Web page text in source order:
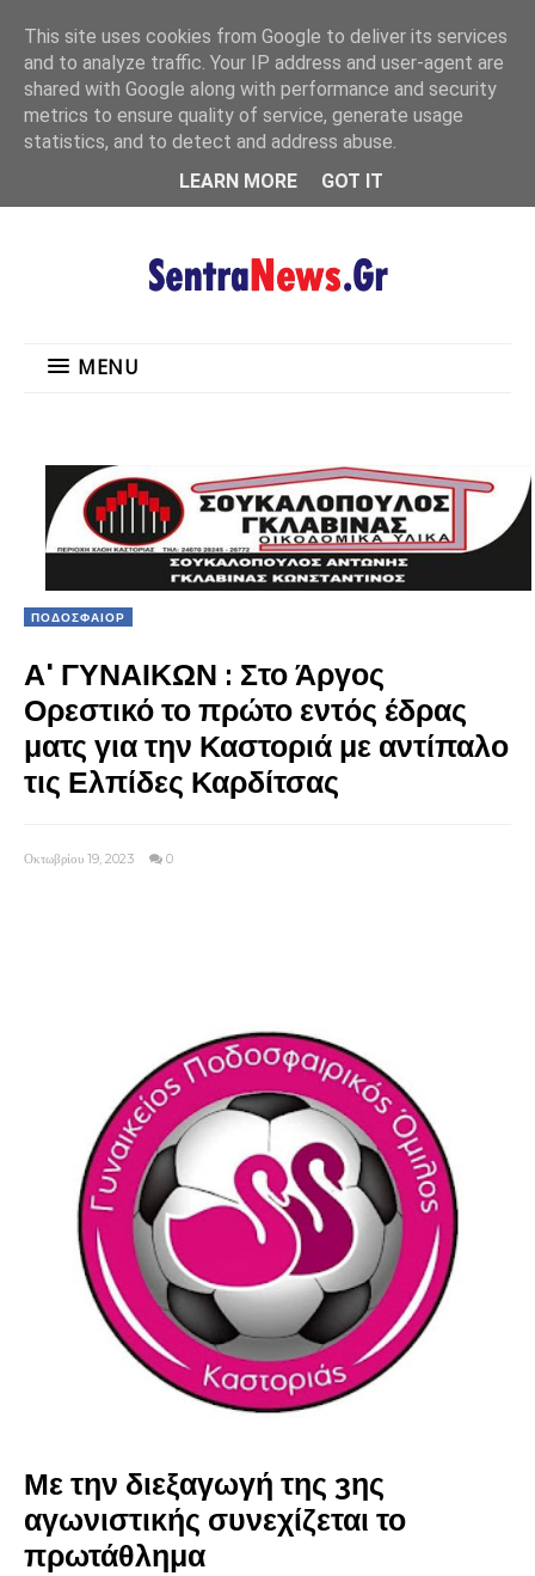
MENU
MENU
ΠΟΔΟΣΦΑΙΟΡ
Α' ΓΥΝΑΙΚΩΝ : Στο Άργος
Ορεστικό το πρώτο εντός έδρας
ματς για την Καστοριά με αντίπαλο
τις Ελπίδες Καρδίτσας
Οκτωβρίου 19, 2023 0
Με την διεξαγωγή της 3ης
αγωνιστικής συνεχίζεται το
πρωτάθλημα
This site uses cookies from Google to deliver its services
and to analyze traffic. Your IP address and user-agent are
shared with Google along with performance and security
metrics to ensure quality of service, generate usage
statistics, and to detect and address abuse.
LEARN MORE
GOT IT